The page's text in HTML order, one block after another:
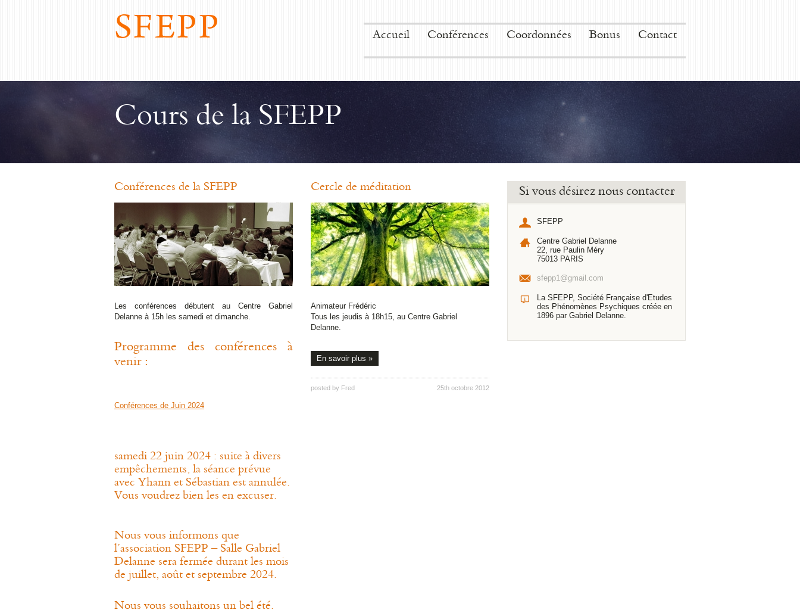
Accueil Conférences Coordonnées Bonus Contact
Cours de la SFEPP
Si vous désirez nous contacter
SFEPP
Centre Gabriel Delanne
22, rue Paulin Méry
75013 PARIS
sfepp1@gmail.com
La SFEPP, Société Française d'Etudes
des Phénomènes Psychiques créée en
1896 par Gabriel Delanne.
Conférences de la SFEPP
Les conférences débutent au Centre Gabriel
Delanne à 15h les samedi et dimanche.
Programme des conférences à
venir :
Conférences de Juin 2024
samedi 22 juin 2024 : suite à divers
empêchements, la séance prévue
avec Yhann et Sébastian est annulée.
Vous voudrez bien les en excuser.
Nous vous informons que
l’association SFEPP – Salle Gabriel
Delanne sera fermée durant les mois
de juillet, août et septembre 2024.
Nous vous souhaitons un bel été.
Cercle de méditation
Animateur Frédéric
Tous les jeudis à 18h15, au Centre Gabriel
Delanne.
En savoir plus »
posted by Fred 25th octobre 2012